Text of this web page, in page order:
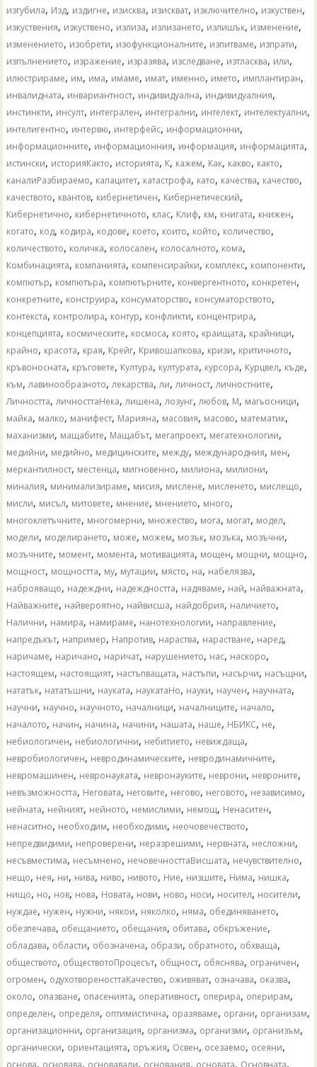
изгубила, Изд, издигне, изисква, изискват, изключително, изкуствен,
изкуствения, изкуствено, излиза, излизането, излишък, изменение,
изменението, изобрети, изофункционалните, изпитваме, изпрати,
изпълнението, изражение, изразява, изследване, изтласква, или,
илюстрираме, им, има, имаме, имат, именно, името, имплантиран,
инвалидната, инвариантност, индивидуална, индивидуалния,
инстинкти, инсулт, интегрален, интегрални, интелект, интелектуални,
интелигентно, интервю, интерфейс, информационни,
информационните, информационния, информация, информацията,
истински, историяКакто, историята, К, кажем, Как, какво, както,
каналиРазбираемо, капацитет, катастрофа, като, качества, качество,
качеството, квантов, кибернетичен, Кибернетический,
Кибернетично, кибернетичното, клас, Клиф, км, книгата, книжен,
когато, код, кодира, кодове, което, които, който, количество,
количеството, количка, колосален, колосалното, кома,
Комбинацията, компанията, компенсирайки, комплекс, компоненти,
компютър, компютъра, компютърните, конвергентното, конкретен,
конкретните, конструира, консуматорство, консуматорството,
контекста, контролира, контур, конфликти, концентрира,
концепцията, космическите, космоса, която, краищата, крайници,
крайно, красота, края, Крейг, Кривошапкова, кризи, критичното,
кръвоносната, кръговете, Култура, културата, курсора, Курцвел, къде,
към,лавинообразното,лекарства,ли,личност,личностните,
Личността,личносттаНека,лишена,лозунг,любов, М, магьосници,
майка, малко, манифест, Марияна, масовия, масово, математик,
маханизми, мащабите, Мащабът, мегапроект, мегатехнологии,
медийни, медийно, медицинските, между, международния, мен,
меркантилност, местенца, мигновенно, милиона, милиони,
миналия, минимализираме, мисия, мислене, мисленето, мислещо,
мисли, мисъл, митовете, мнение, мнението, много,
многоклетъчните, многомерни, множество, мога, могат, модел,
модели, моделирането, може, можем, мозък, мозъка, мозъчни,
мозъчните, момент, момента, мотивацията, мощен, мощни, мощно,
мощност, мощността, му, мутации, място, на, набелязва,
наброяващо, надеждни, надеждността, надяваме, най, найважната,
Найважните, найвероятно, найвисша, найдобрия, наличието,
Налични, намира, намираме, нанотехнологии, направление,
напредъкът, например, Напротив, нараства, нарастване, наред,
наричаме, наричано, наричат, нарушението, нас, наскоро,
настоящем, настоящият, настъпващата, настъпи, насърчи, насъщни,
нататък, нататъшни, науката, наукатаНо, науки, научен, научната,
научни, научно, научното, началници, началниците, начало,
началото, начин, начина, начини, нашата, наше, НБИКС, не,
небиологичен, небиологични, небитието, невиждаща,
невробиологичен, невродинамическите, невродинамичните,
невромашинен, невронауката, невронауките, неврони, невроните,
невъзможността, Неговата, неговите, негово, неговото, независимо,
нейната, нейният, нейното, немислими, немощ, Ненаситен,
ненаситно, необходим, необходими, неочовечеството,
непредвидими, непроверени, неразрешими, нервната, несложни,
несъвместима, несъмнено, нечовечносттаВисшата, нечувствително,
нещо, нея, ни, нива, ниво, нивото, Ние, низшите, Нима, нишка,
нищо, но, нов, нова, Новата, нови, ново, носи, носител, носители,
нуждае, нужен, нужни, някои, няколко, няма, обединяването,
обезпечава, обещанието, обещания, обитава, обкръжение,
обладава, области, обозначена, образи, обратното, обхваща,
обществото, обществотоПроцесът, общност, обяснява, ограничен,
огромен, одухотвореносттаКачество, оживяват, означава, оказва,
около, опазване, опасенията, оперативност, оперира, оперирам,
определен, определя, оптимистична, оразяваме, органи, организам,
организационни, организация, организма, организми, организъм,
органически, ориентацията, оръжия, Освен, осезаемо, осеяни,
основа, основава, основавали, основания, основата, Основната,